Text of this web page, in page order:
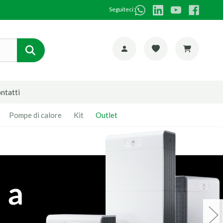
Seguiteci:
Pompe di calore Kit Outlet
un